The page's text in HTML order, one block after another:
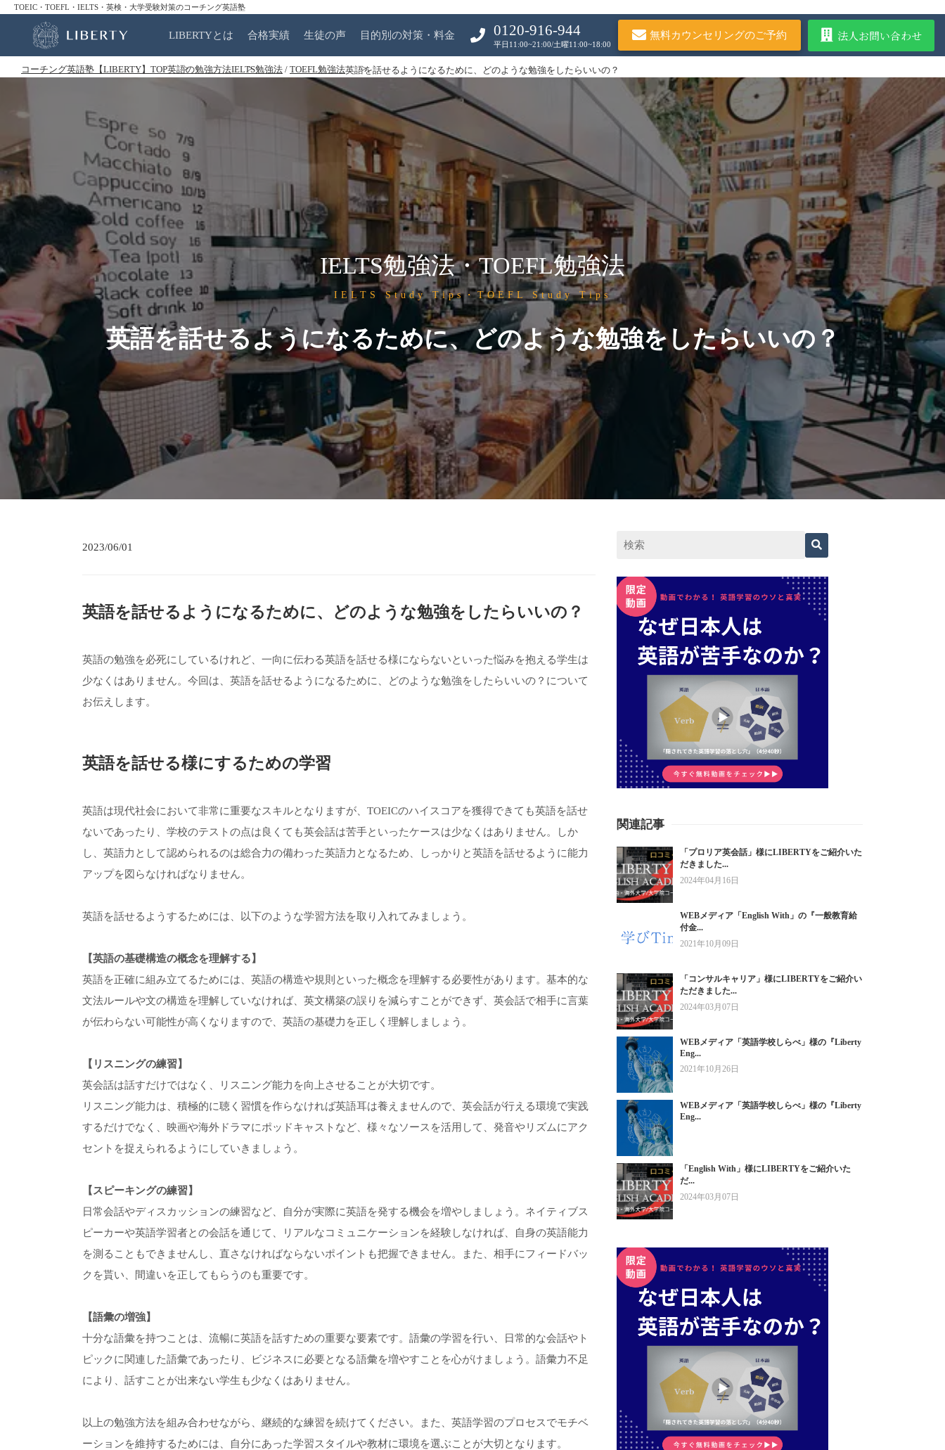
TOEIC・TOEFL・IELTS・英検・大学受験対策のコーチング英語塾
LIBERTYとは 合格実績 生徒の声 目的別の対策・料金 0120-916-944
平日11:00~21:00/土曜11:00~18:00
無料カウンセリングのご予約 法人お問い合わせ
コーチング英語塾【LIBERTY】TOP英語の勉強方法IELTS勉強法 / TOEFL勉強法英語を話せるようになるために、どのような勉強をしたらいいの？
IELTS勉強法・TOEFL勉強法
IELTS Study Tips・TOEFL Study Tips
英語を話せるようになるために、どのような勉強をしたらいいの？
2023/06/01
英語を話せるようになるために、どのような勉強をしたらいいの？
英語の勉強を必死にしているけれど、一向に伝わる英語を話せる様にならないといった悩みを抱える学生は
少なくはありません。今回は、英語を話せるようになるために、どのような勉強をしたらいいの？について
お伝えします。
英語を話せる様にするための学習
英語は現代社会において非常に重要なスキルとなりますが、TOEICのハイスコアを獲得できても英語を話せ
ないであったり、学校のテストの点は良くても英会話は苦手といったケースは少なくはありません。しか
し、英語力として認められるのは総合力の備わった英語力となるため、しっかりと英語を話せるように能力
アップを図らなければなりません。
英語を話せるようするためには、以下のような学習方法を取り入れてみましょう。
【英語の基礎構造の概念を理解する】
英語を正確に組み立てるためには、英語の構造や規則といった概念を理解する必要性があります。基本的な
文法ルールや文の構造を理解していなければ、英文構築の誤りを減らすことができず、英会話で相手に言葉
が伝わらない可能性が高くなりますので、英語の基礎力を正しく理解しましょう。
【リスニングの練習】
英会話は話すだけではなく、リスニング能力を向上させることが大切です。
リスニング能力は、積極的に聴く習慣を作らなければ英語耳は養えませんので、英会話が行える環境で実践
するだけでなく、映画や海外ドラマにポッドキャストなど、様々なソースを活用して、発音やリズムにアク
セントを捉えられるようにしていきましょう。
【スピーキングの練習】
日常会話やディスカッションの練習など、自分が実際に英語を発する機会を増やしましょう。ネイティブス
ピーカーや英語学習者との会話を通じて、リアルなコミュニケーションを経験しなければ、自身の英語能力
を測ることもできませんし、直さなければならないポイントも把握できません。また、相手にフィードバッ
クを貰い、間違いを正してもらうのも重要です。
【語彙の増強】
十分な語彙を持つことは、流暢に英語を話すための重要な要素です。語彙の学習を行い、日常的な会話やト
ピックに関連した語彙であったり、ビジネスに必要となる語彙を増やすことを心がけましょう。語彙力不足
により、話すことが出来ない学生も少なくはありません。
以上の勉強方法を組み合わせながら、継続的な練習を続けてください。また、英語学習のプロセスでモチベ
ーションを維持するためには、自分にあった学習スタイルや教材に環境を選ぶことが大切となります。
関連記事
「プロリア英会話」様にLIBERTYをご紹介いた
だきました...
2024年04月16日
WEBメディア「English With」の『一般教育給
付金...
2021年10月09日
「コンサルキャリア」様にLIBERTYをご紹介い
ただきました...
2024年03月07日
WEBメディア「英語学校しらべ」様の『Liberty
Eng...
2021年10月26日
WEBメディア「英語学校しらべ」様の『Liberty
Eng...
「English With」様にLIBERTYをご紹介いた
だ...
2024年03月07日